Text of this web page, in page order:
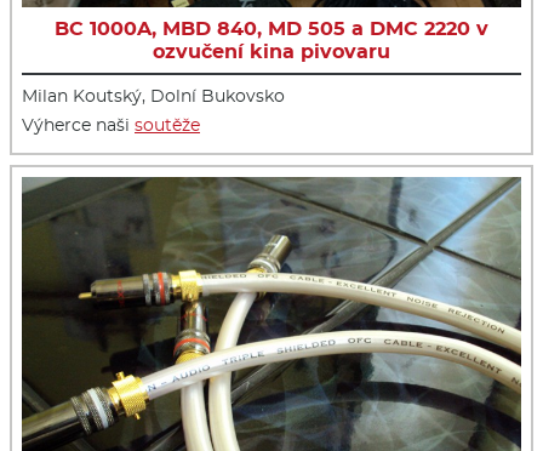
BC 1000A, MBD 840, MD 505 a DMC 2220 v
ozvučení kina pivovaru
Milan Koutský, Dolní Bukovsko
Výherce naši soutěže